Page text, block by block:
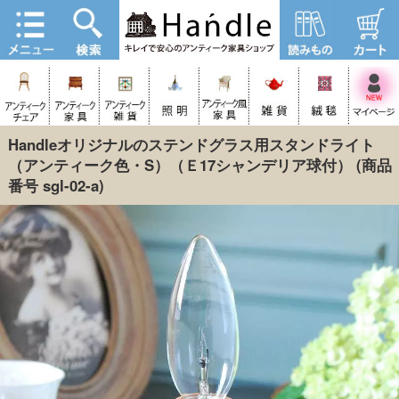
Handleオリジナルのステンドグラス用スタンドライト
（アンティーク色・S）（Ｅ17シャンデリア球付）
(商品
番号 sgl-02-a)